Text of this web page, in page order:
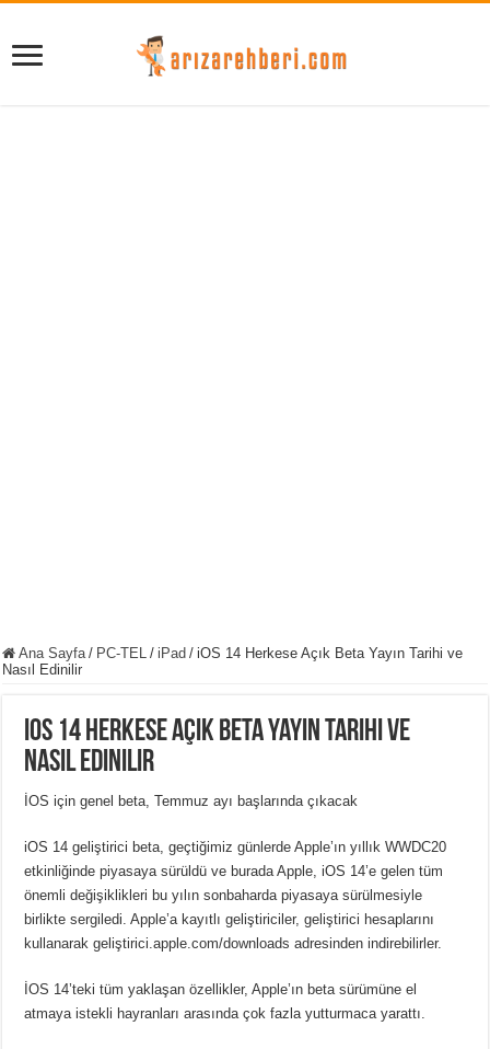
Ana Sayfa / PC-TEL / iPad / iOS 14 Herkese Açık Beta Yayın Tarihi ve
Nasıl Edinilir
iOS 14 Herkese Açık Beta Yayın Tarihi ve
Nasıl Edinilir
İOS için genel beta, Temmuz ayı başlarında çıkacak
iOS 14 geliştirici beta, geçtiğimiz günlerde Apple’ın yıllık WWDC20
etkinliğinde piyasaya sürüldü ve burada Apple, iOS 14’e gelen tüm
önemli değişiklikleri bu yılın sonbaharda piyasaya sürülmesiyle
birlikte sergiledi. Apple’a kayıtlı geliştiriciler, geliştirici hesaplarını
kullanarak geliştirici.apple.com/downloads adresinden indirebilirler.
İOS 14’teki tüm yaklaşan özellikler, Apple’ın beta sürümüne el
atmaya istekli hayranları arasında çok fazla yutturmaca yarattı.